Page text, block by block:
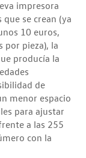
impresora
se crean (ya
10 euros,
por pieza), la
producía la
de
menor espacio
para ajustar
a las 255
con la